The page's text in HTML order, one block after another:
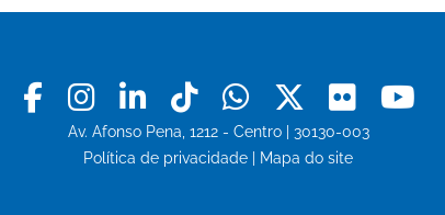
Facebook
Instagram
LinkedinTiktokWhatsapp
X Flickr
Av. Afonso Pena, 1212 - Centro | 30130-003
Política de privacidade
Mapa do site